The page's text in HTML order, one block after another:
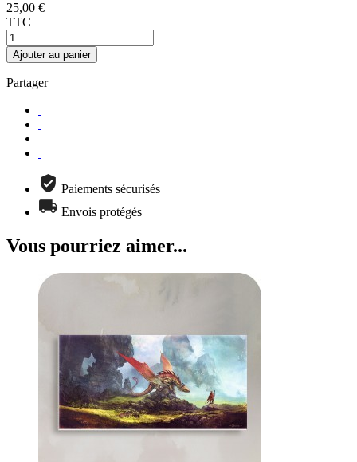
25,00 €
TTC
Ajouter au panier
Partager
Paiements sécurisés
Envois protégés
Vous pourriez aimer...